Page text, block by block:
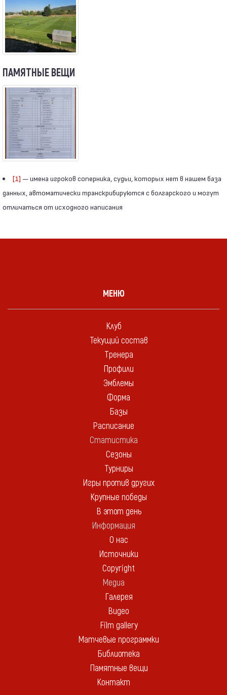
ПАМЯТНЫЕ ВЕЩИ
[1] — имена игроков соперника, судьи, которых нет в нашем база
данных, автоматически транскрибируются с болгарского и могут
отличаться от исходного написания
МЕНЮ
Клуб
Текущий состав
Тренера
Профили
Эмблемы
Форма
Базы
Расписание
Статистика
Сезоны
Турниры
Игры против других
Крупные победы
В этот день
Информация
О нас
Источники
Copyright
Медиа
Галерея
Видео
Film gallery
Матчевые программки
Библиотека
Памятные вещи
Контакт